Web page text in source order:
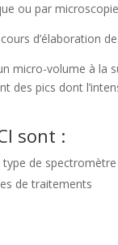
ou par
d’élaboration
micro-volume à
des pics dont
sont :
de spectromètre
de traitements